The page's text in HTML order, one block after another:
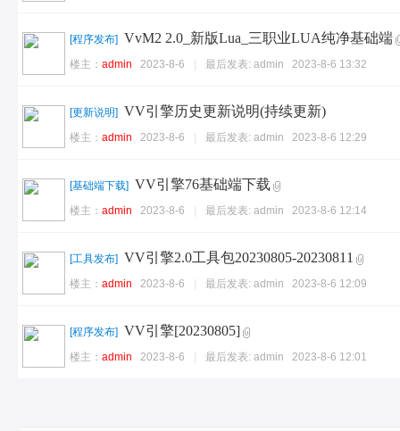
[程序发布] VvM2 2.0_新版Lua_三职业LUA纯净基础端
楼主： admin 2023-8-6 最后发表: admin 2023-8-6 13:32
[更新说明] VV引擎历史更新说明(持续更新)
楼主： admin 2023-8-6 最后发表: admin 2023-8-6 12:29
[基础端下载] VV引擎76基础端下载
楼主： admin 2023-8-6 最后发表: admin 2023-8-6 12:14
[工具发布] VV引擎2.0工具包20230805-20230811
楼主： admin 2023-8-6 最后发表: admin 2023-8-6 12:09
[程序发布] VV引擎[20230805]
楼主： admin 2023-8-6 最后发表: admin 2023-8-6 12:01